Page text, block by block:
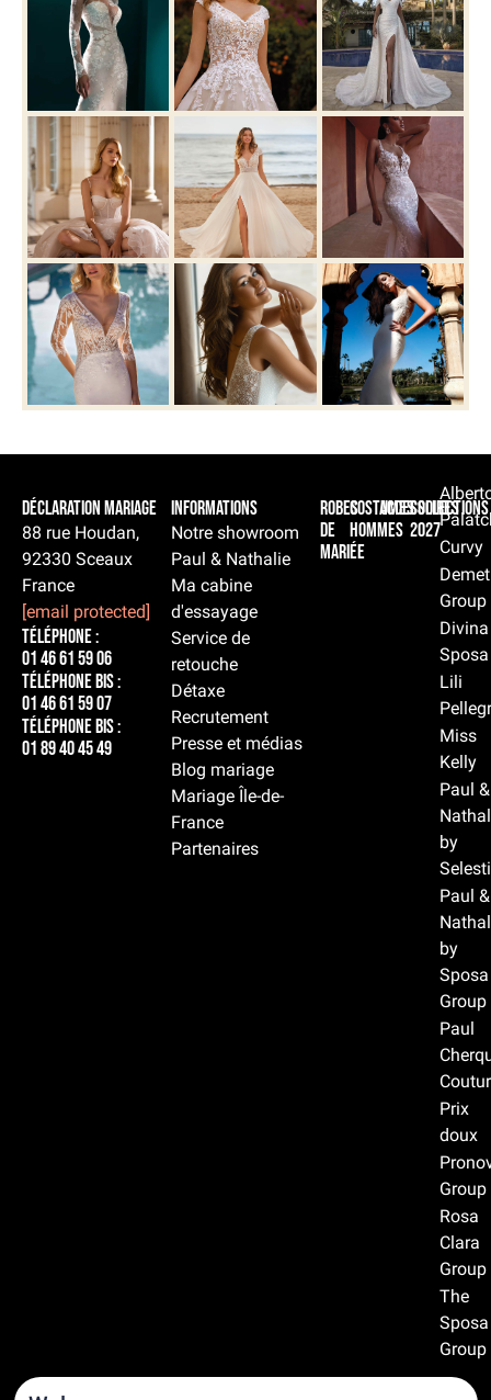
Déclaration Mariage
88 rue Houdan,
92330 Sceaux
France
[email protected]
Téléphone :
01 46 61 59 06
Téléphone BIS :
01 46 61 59 07
Téléphone BIS :
01 89 40 45 49
Informations
Notre showroom
Paul & Nathalie
Ma cabine
d'essayage
Service de
retouche
Détaxe
Recrutement
Presse et médias
Blog mariage
Mariage Île-de-
France
Partenaires
Robes
de
mariée
Costumes
hommes
Accessoires
Collections
2027
Curvy
Group
Divina
Sposa
Lili
Miss
Kelly
Paul &
by
Paul &
by
Sposa
Group
Paul
Prix
doux
Group
Rosa
Clara
Group
The
Sposa
Group